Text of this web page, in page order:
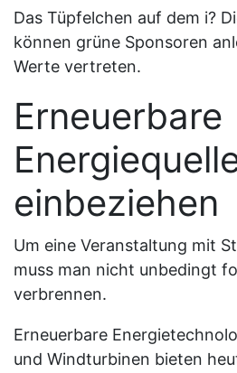
Das Tüpfelchen auf dem i?
können grüne Sponsoren
Werte vertreten.
Erneuerbare
einbeziehen
Um eine Veranstaltung mit
muss man nicht unbedingt
verbrennen.
Erneuerbare
und Windturbinen bieten